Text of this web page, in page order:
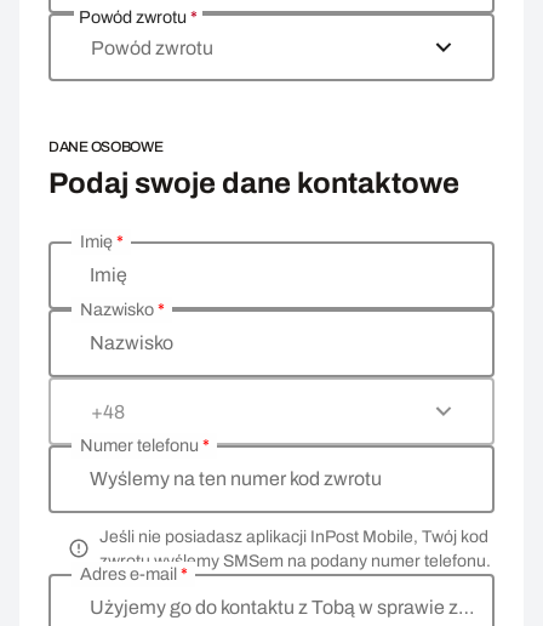
Powód zwrotu*
Powód zwrotu
DANE OSOBOWE
Podaj swoje dane kontaktowe
Wprowadź swoje dane osobowe
Imię
Imię*
Nazwisko
Nazwisko*
+48
Wyślemy na ten numer kod zwrotu
Numer telefonu *
Jeśli nie posiadasz aplikacji InPost Mobile, Twój kod
zwrotu wyślemy SMSem na podany numer telefonu.
Użyjemy go do kontaktu z Tobą w sprawie zwrotu
Adres e-mail *